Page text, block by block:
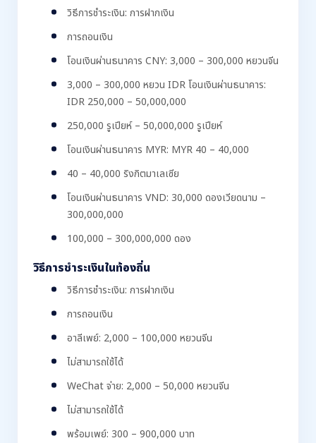
วิธีการชำระเงิน: การฝากเงิน
การถอนเงิน
โอนเงินผ่านธนาคาร CNY: 3,000 – 300,000 หยวนจีน
3,000 – 300,000 หยวน IDR โอนเงินผ่านธนาคาร:
IDR 250,000 – 50,000,000
250,000 รูเปียห์ – 50,000,000 รูเปียห์
โอนเงินผ่านธนาคาร MYR: MYR 40 – 40,000
40 – 40,000 ริงกิตมาเลเซีย
โอนเงินผ่านธนาคาร VND: 30,000 ดองเวียดนาม –
300,000,000
100,000 – 300,000,000 ดอง
วิธีการชำระเงินในท้องถิ่น
วิธีการชำระเงิน: การฝากเงิน
การถอนเงิน
อาลีเพย์: 2,000 – 100,000 หยวนจีน
ไม่สามารถใช้ได้
WeChat จ่าย: 2,000 – 50,000 หยวนจีน
ไม่สามารถใช้ได้
พร้อมเพย์: 300 – 900,000 บาท